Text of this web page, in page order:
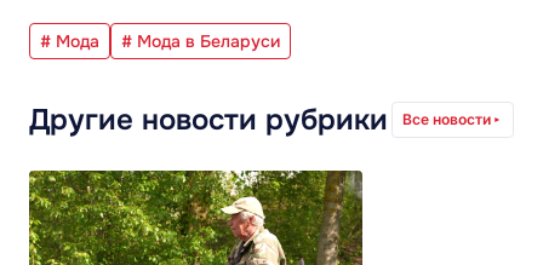
# Мода # Мода в Беларуси
Другие новости рубрики Все новости